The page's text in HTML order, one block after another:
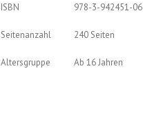
ISBN 978-3-942451-
Seitenanzahl 240 Seiten
Altersgruppe Ab 16 Jahren